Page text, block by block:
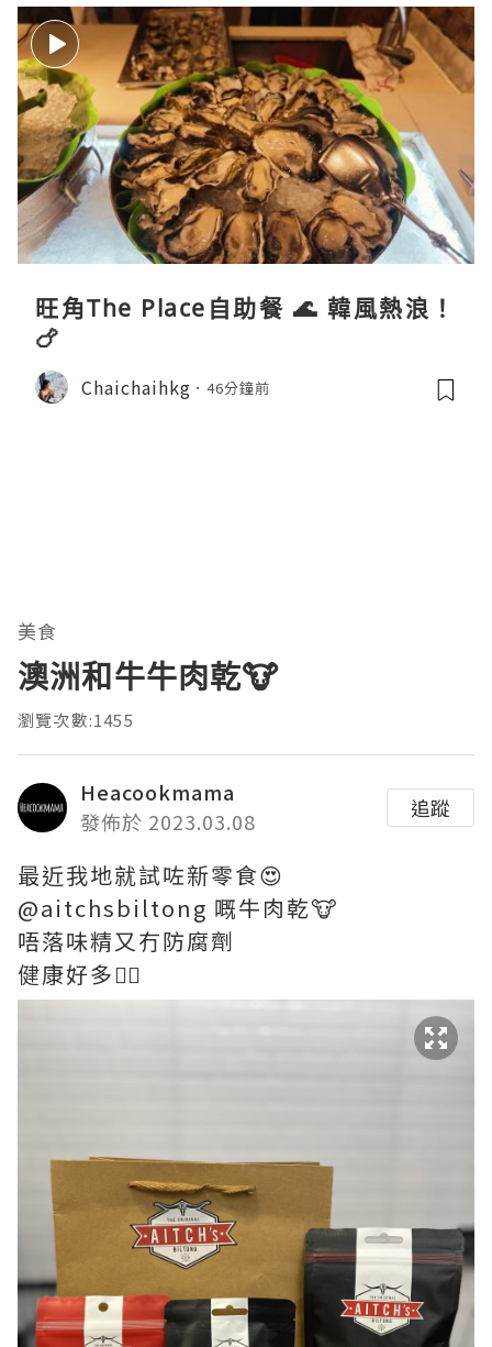
旺角The Place自助餐 🌊 韓風熱浪！
🍗
Chaichaihkg 46分鐘前
美食
澳洲和牛牛肉乾🐮
瀏覽次數:1455
Heacookmama
發佈於 2023.03.08
追蹤
最近我地就試咗新零食😍
@aitchsbiltong 嘅牛肉乾🐮
唔落味精又冇防腐劑
健康好多👍🏻